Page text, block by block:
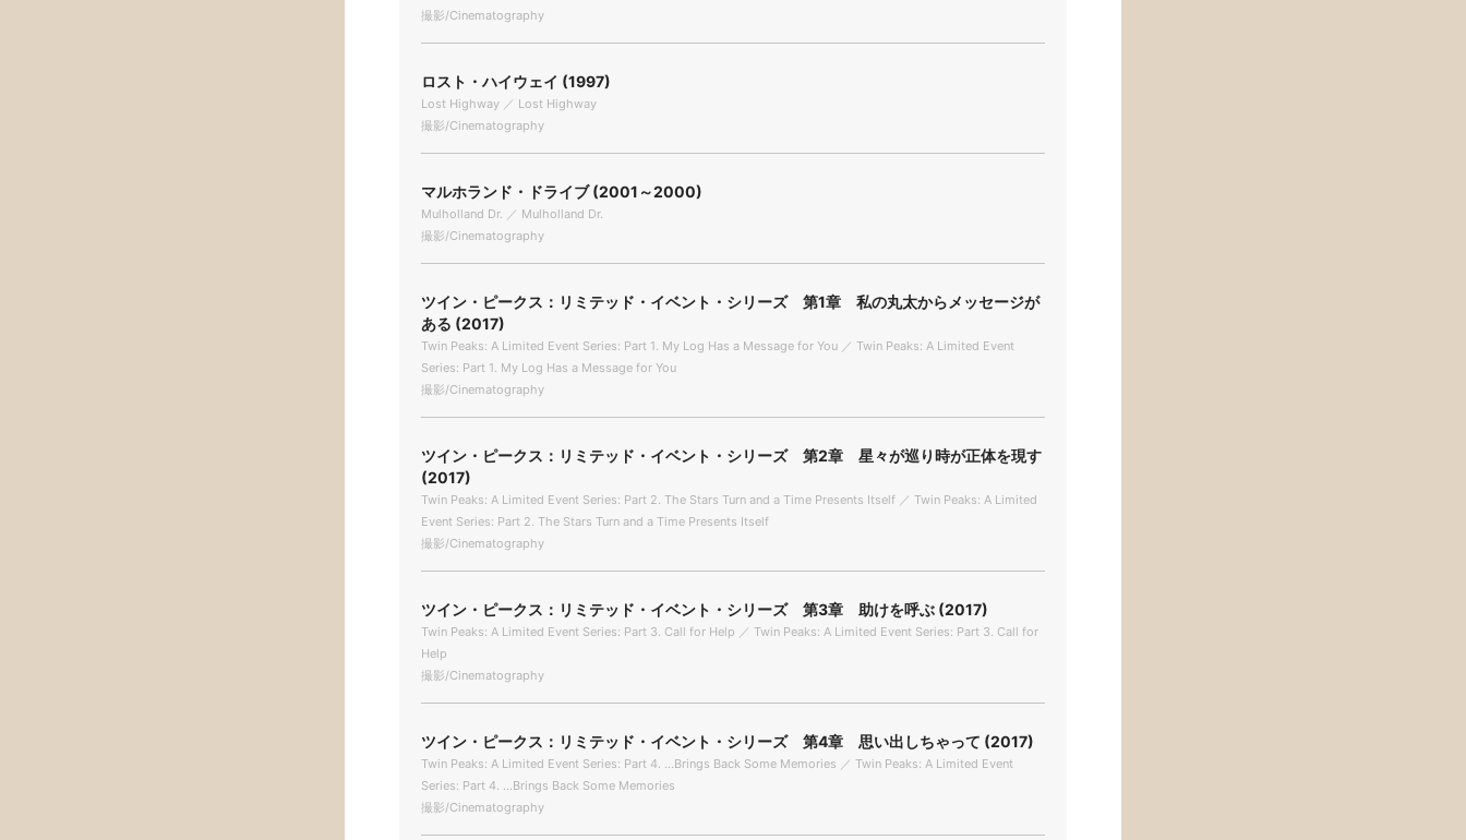
撮影/Cinematography
ロスト・ハイウェイ (1997)
Lost Highway ／ Lost Highway
撮影/Cinematography
マルホランド・ドライブ (2001～2000)
Mulholland Dr. ／ Mulholland Dr.
撮影/Cinematography
ツイン・ピークス：リミテッド・イベント・シリーズ 第1章 私の丸太からメッセージが
ある (2017)
Twin Peaks: A Limited Event Series: Part 1. My Log Has a Message for You ／ Twin Peaks: A Limited Event
Series: Part 1. My Log Has a Message for You
撮影/Cinematography
ツイン・ピークス：リミテッド・イベント・シリーズ 第2章 星々が巡り時が正体を現す
(2017)
Twin Peaks: A Limited Event Series: Part 2. The Stars Turn and a Time Presents Itself ／ Twin Peaks: A Limited
Event Series: Part 2. The Stars Turn and a Time Presents Itself
撮影/Cinematography
ツイン・ピークス：リミテッド・イベント・シリーズ 第3章 助けを呼ぶ (2017)
Twin Peaks: A Limited Event Series: Part 3. Call for Help ／ Twin Peaks: A Limited Event Series: Part 3. Call for
Help
撮影/Cinematography
ツイン・ピークス：リミテッド・イベント・シリーズ 第4章 思い出しちゃって (2017)
Twin Peaks: A Limited Event Series: Part 4. ...Brings Back Some Memories ／ Twin Peaks: A Limited Event
Series: Part 4. ...Brings Back Some Memories
撮影/Cinematography